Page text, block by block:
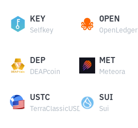
KEY
Selfkey
OPEN
OpenLedger
DEP
DEAPcoin
MET
Meteora
USTC
TerraClassicUSD
SUI
Sui